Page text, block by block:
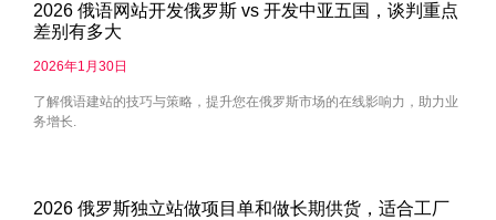
2026 俄语网站开发俄罗斯 vs 开发中亚五国，谈判重点
差别有多大
2026年1月30日
了解俄语建站的技巧与策略，提升您在俄罗斯市场的在线影响力，助力业
务增长.
2026 俄罗斯独立站做项目单和做长期供货，适合工厂